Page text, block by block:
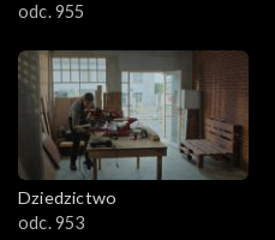
odc. 955
Dziedzictwo
odc. 953